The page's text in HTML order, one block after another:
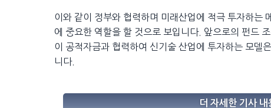
이와 같이 정부와 협력하며 미래산업에 적극 투자하는
에 중요한 역할을 할 것으로 보입니다. 앞으로의 펀드
이 공적자금과 협력하여 신기술 산업에 투자하는 모델
니다.
더 자세한 기사